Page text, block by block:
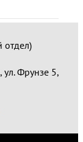
ул. Фрунзе 5,